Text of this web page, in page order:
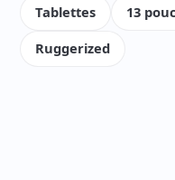
Tablettes 13
Ruggerized